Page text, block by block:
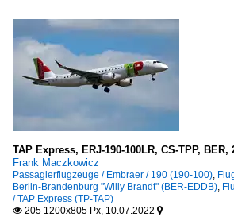
TAP Express, ERJ-190-100LR, CS-TPP, BER,
Frank Maczkowicz
Passagierflugzeuge / Embraer / 190 (190-100),
Berlin-Brandenburg "Willy Brandt" (BER-EDDB),
/ TAP Express (TP-TAP)
 205 1200x805 Px, 10.07.2022 